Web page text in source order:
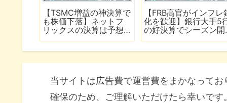
【TSMC増益の神決算で
も株価下落】ネットフ
リックスの決算は予想
【FRB高官がインフレ
化を歓迎】銀行大手5
の好決算でシーズン開
当サイトは広告費で運営費をまかなって
確保のため、ご理解いただけたら幸いです